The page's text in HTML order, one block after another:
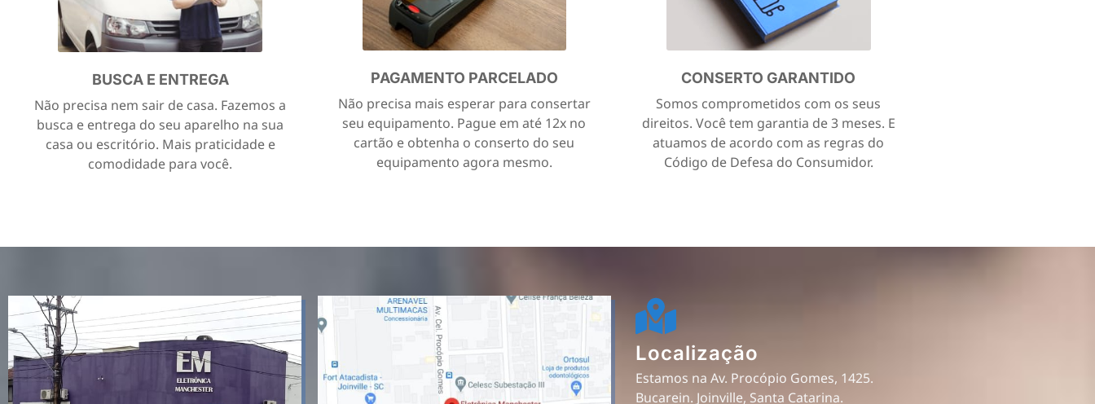
BUSCA E ENTREGA
Não precisa nem sair de casa. Fazemos a
busca e entrega do seu aparelho na sua
casa ou escritório. Mais praticidade e
comodidade para você.
PAGAMENTO PARCELADO
Não precisa mais esperar para consertar
seu equipamento. Pague em até 12x no
cartão e obtenha o conserto do seu
equipamento agora mesmo.
CONSERTO GARANTIDO
Somos comprometidos com os seus
direitos. Você tem garantia de 3 meses. E
atuamos de acordo com as regras do
Código de Defesa do Consumidor.
Localização
Estamos na Av. Procópio Gomes, 1425.
Bucarein. Joinville, Santa Catarina.